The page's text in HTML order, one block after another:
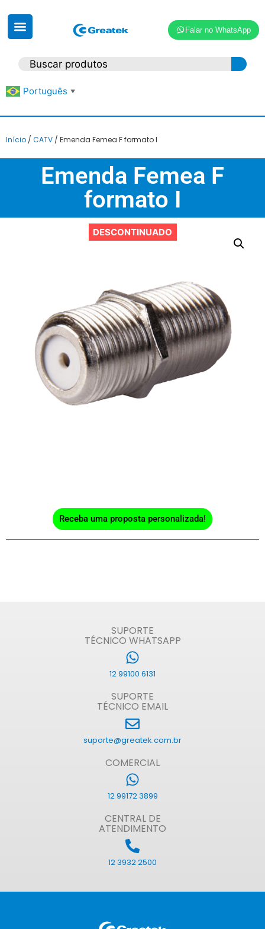
Falar no WhatsApp
Português ▼
Início / CATV / Emenda Femea F formato I
Emenda Femea F
formato I
DESCONTINUADO
Receba uma proposta personalizada!
SUPORTE
TÉCNICO WHATSAPP
12 99100 6131
SUPORTE
TÉCNICO EMAIL
suporte@greatek.com.br
COMERCIAL
12 99172 3899
CENTRAL DE
ATENDIMENTO
12 3932 2500